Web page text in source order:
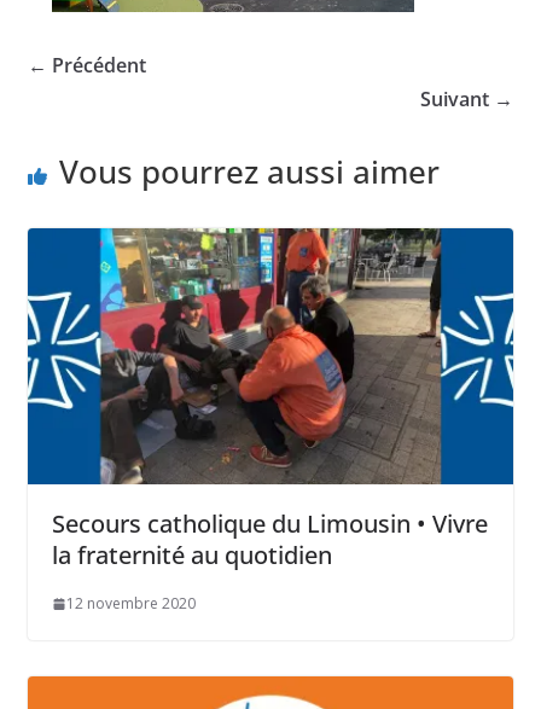
← Précédent
Suivant →
Vous pourrez aussi aimer
Secours catholique du Limousin • Vivre
la fraternité au quotidien
12 novembre 2020